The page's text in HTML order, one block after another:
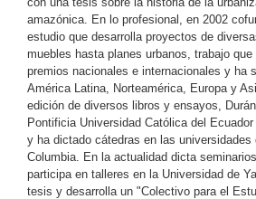
amazónica . En lo profesional, en 2002
estudio que desarrolla proyectos de
muebles hasta planes urbanos, trabajo
premios nacionales e internacionales y ha
América Latina, Norteamérica, Europa y
edición de diversos libros y ensayos, Durán
Pontificia Universidad Católica del Ecuador
y ha dictado cátedras en las
Columbia
En la actualidad dicta
participa en talleres en la Universidad de
tesis y desarrolla un "Colectivo para el